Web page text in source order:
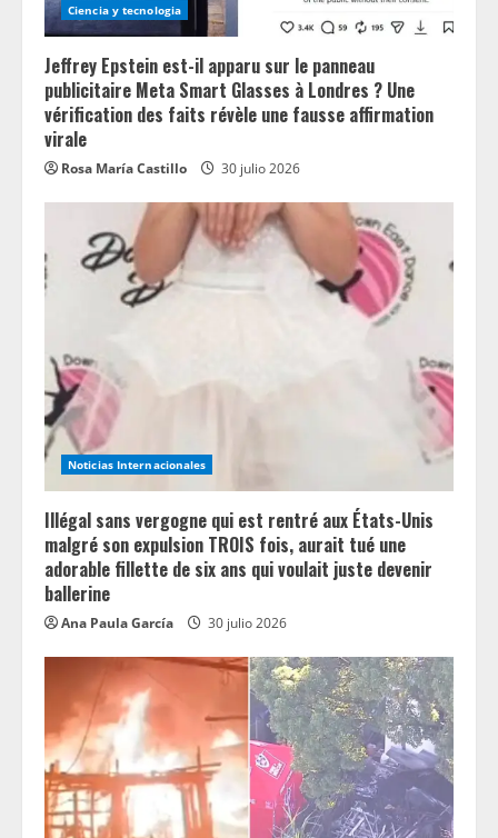
Ciencia y tecnologia
Jeffrey Epstein est-il apparu sur le panneau
publicitaire Meta Smart Glasses à Londres ? Une
vérification des faits révèle une fausse affirmation
virale
Rosa María Castillo 30 julio 2026
Noticias Internacionales
Illégal sans vergogne qui est rentré aux États-Unis
malgré son expulsion TROIS fois, aurait tué une
adorable fillette de six ans qui voulait juste devenir
ballerine
Ana Paula García 30 julio 2026